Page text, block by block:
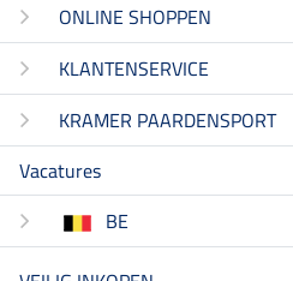
ONLINE SHOPPEN
KLANTENSERVICE
KRAMER PAARDENSPORT
Vacatures
BE